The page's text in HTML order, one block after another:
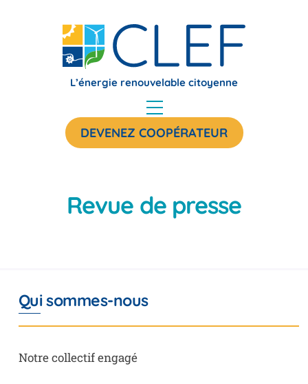
L’énergie renouvelable citoyenne
Menu
DEVENEZ COOPÉRATEUR
Revue de presse
Qui sommes-nous
Notre collectif engagé